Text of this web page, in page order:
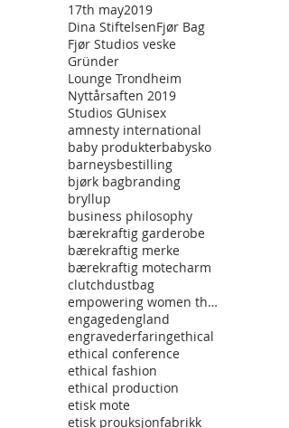
17th may2019
Dina StiftelsenFjør Bag
Fjør Studios veske
Gründer
Lounge Trondheim
Nyttårsaften 2019
Studios GUnisex
amnesty international
baby produkterbabysko
barneysbestilling
bjørk bagbranding
bryllup
business philosophy
bærekraftig garderobe
bærekraftig merke
bærekraftig motecharm
clutchdustbag
empowering women through fashon
engagedengland
engravederfaringethical
ethical conference
ethical fashion
ethical production
etisk mote
etisk prouksjonfabrikk